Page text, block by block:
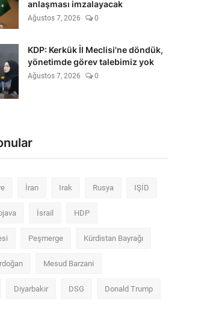
anlaşması imzalayacak
Ağustos 7, 2026 0
KDP: Kerkük İl Meclisi'ne döndük,
yönetimde görev talebimiz yok
Ağustos 7, 2026 0
İran Irak Rusya IŞİD
İsrail HDP
Peşmerge Kürdistan Bayrağı
Mesud Barzani
Diyarbakır DSG Donald Trump